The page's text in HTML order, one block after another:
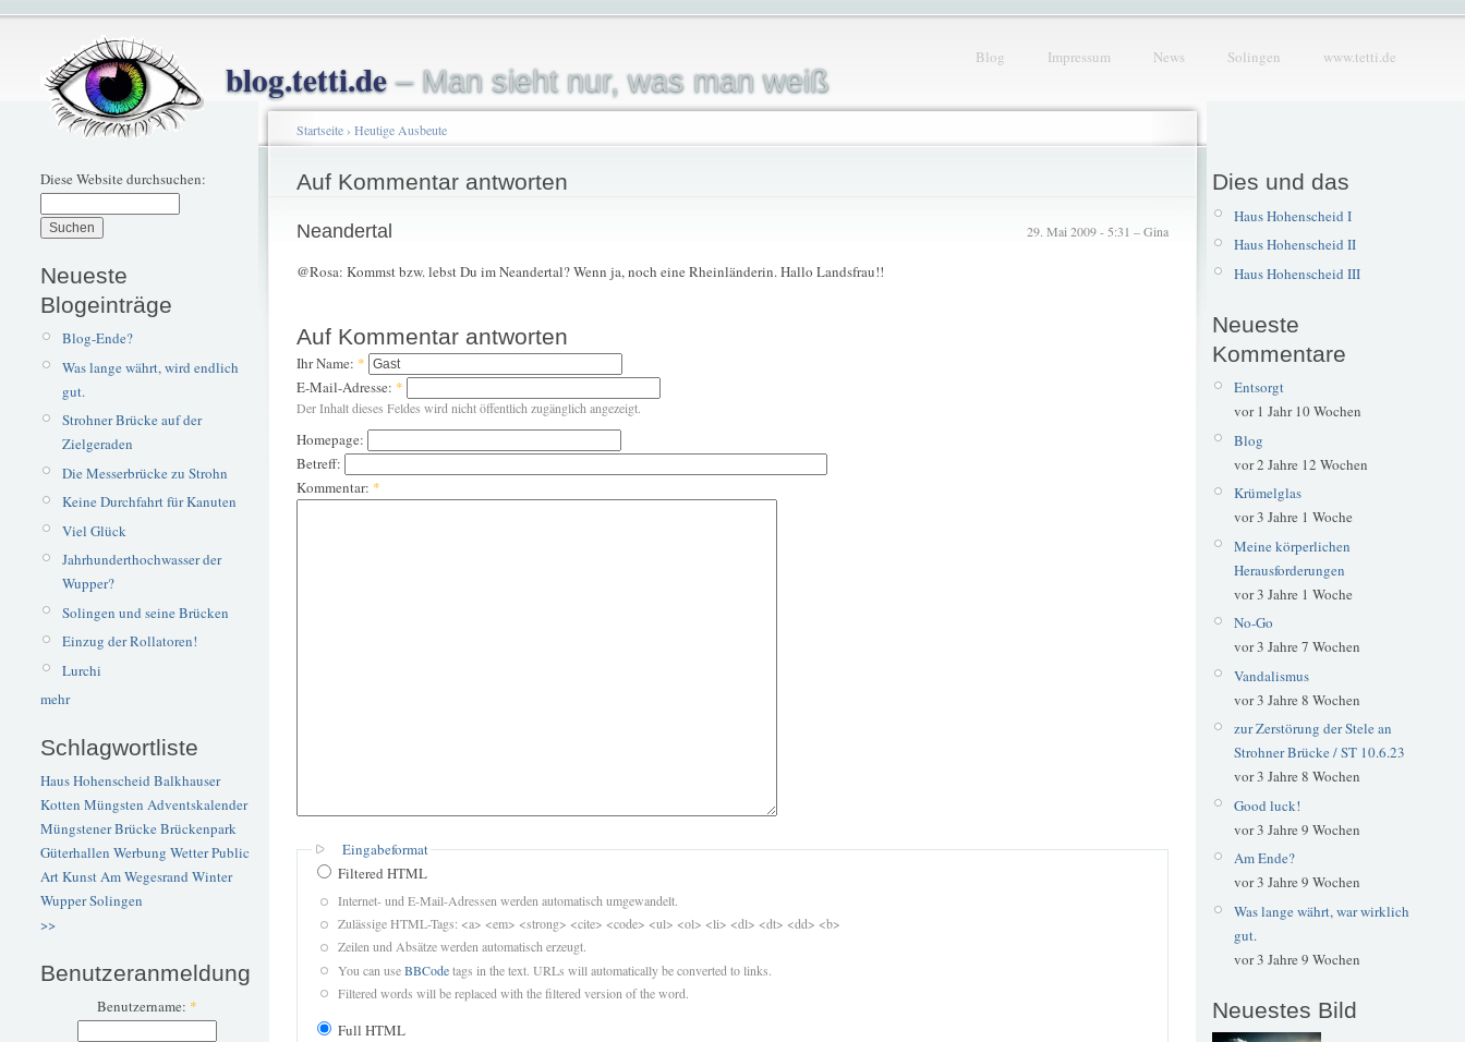
blog.tetti.de– Man sieht nur, was man weiß
Blog Impressum News Solingen www.tetti.de
Diese Website durchsuchen:
Neueste
Blogeinträge
Blog-Ende?
Was lange währt, wird endlich
gut.
Strohner Brücke auf der
Zielgeraden
Die Messerbrücke zu Strohn
Keine Durchfahrt für Kanuten
Viel Glück
Jahrhunderthochwasser der
Wupper?
Solingen und seine Brücken
Einzug der Rollatoren!
Lurchi
mehr
Schlagwortliste
Haus Hohenscheid Balkhauser
Kotten Müngsten Adventskalender
Müngstener BrückeBrückenpark
Güterhallen Werbung WetterPublic
ArtKunstAm Wegesrand Winter
WupperSolingen
>>
Benutzeranmeldung
Benutzername: *
Startseite› Heutige Ausbeute
Auf Kommentar antworten
29. Mai 2009 - 5:31 – Gina
Neandertal
@Rosa: Kommst bzw. lebst Du im Neandertal? Wenn ja, noch eine Rheinländerin. Hallo Landsfrau!!
Auf Kommentar antworten
Ihr Name: *
E-Mail-Adresse: *
Der Inhalt dieses Feldes wird nicht öffentlich zugänglich angezeigt.
Homepage:
Betreff:
Kommentar: *
Eingabeformat
Filtered HTML
Internet- und E-Mail-Adressen werden automatisch umgewandelt.
Zulässige HTML-Tags: <a> <em> <strong> <cite> <code> <ul> <ol> <li> <dl> <dt> <dd> <b>
Zeilen und Absätze werden automatisch erzeugt.
You can useBBCodetags in the text. URLs will automatically be converted to links.
Filtered words will be replaced with the filtered version of the word.
Full HTML
Dies und das
Haus Hohenscheid I
Haus Hohenscheid II
Haus Hohenscheid III
Neueste
Kommentare
Entsorgt
vor 1 Jahr 10 Wochen
Blog
vor 2 Jahre 12 Wochen
Krümelglas
vor 3 Jahre 1 Woche
Meine körperlichen
Herausforderungen
vor 3 Jahre 1 Woche
No-Go
vor 3 Jahre 7 Wochen
Vandalismus
vor 3 Jahre 8 Wochen
zur Zerstörung der Stele an
Strohner Brücke / ST 10.6.23
vor 3 Jahre 8 Wochen
Good luck!
vor 3 Jahre 9 Wochen
Am Ende?
vor 3 Jahre 9 Wochen
Was lange währt, war wirklich
gut.
vor 3 Jahre 9 Wochen
Neuestes Bild